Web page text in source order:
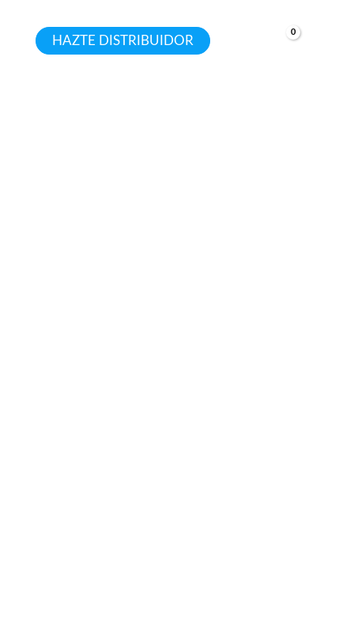
HAZTE DISTRIBUIDOR